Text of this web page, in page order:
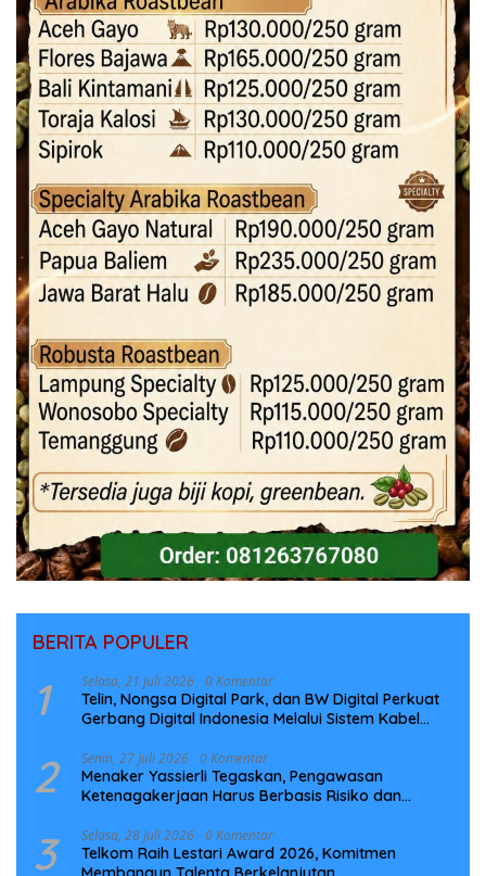
BERITA POPULER
1 Selasa, 21 Juli 2026 0 Komentar
Telin, Nongsa Digital Park, dan BW Digital Perkuat
Gerbang Digital Indonesia Melalui Sistem Kabel
2 Senin, 27 Juli 2026 0 Komentar
Menaker Yassierli Tegaskan, Pengawasan
Ketenagakerjaan Harus Berbasis Risiko dan
3 Selasa, 28 Juli 2026 0 Komentar
Telkom Raih Lestari Award 2026, Komitmen